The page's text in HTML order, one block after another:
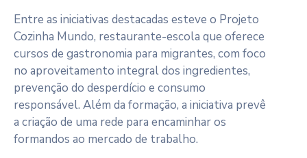
Entre as iniciativas destacadas esteve o Projeto
Cozinha Mundo, restaurante-escola que oferece
cursos de gastronomia para migrantes, com foco
no aproveitamento integral dos ingredientes,
prevenção do desperdício e consumo
responsável. Além da formação, a iniciativa prevê
a criação de uma rede para encaminhar os
formandos ao mercado de trabalho.